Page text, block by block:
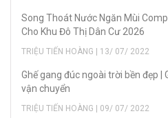
Song Thoát Nước Ngăn Mùi
Cho Khu Đô Thị Dân Cư 2026
TRIỆU TIẾN HOÀNG | 13/ 07/ 2022
Ghế gang đúc ngoài trời bền đẹp |
vận chuyển
TRIỆU TIẾN HOÀNG | 09/ 07/ 2022